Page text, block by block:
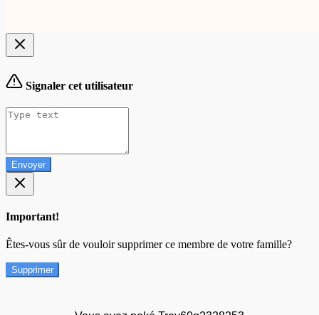
Signaler cet utilisateur
Envoyer
Important!
Êtes-vous sûr de vouloir supprimer ce membre de votre famille?
Supprimer